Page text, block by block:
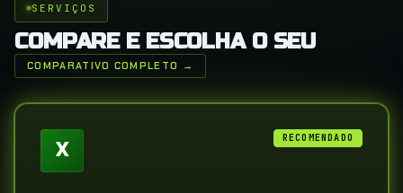
SERVIÇOS
COMPARE E ESCOLHA O SEU
COMPARATIVO COMPLETO →
X
RECOMENDADO